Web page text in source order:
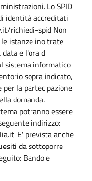
Lo SPID
identità accreditati
richiedi-spid Non
istanze inoltrate
e l'ora di
sistema informatico
sopra indicato,
la partecipazione
domanda.
potranno essere
indirizzo:
E' prevista anche
da sottoporre
Bando e